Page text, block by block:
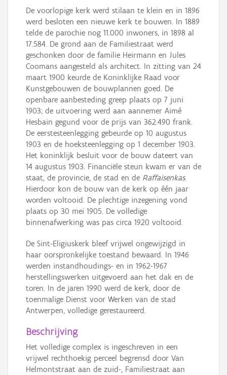
De voorlopige kerk werd stilaan te klein en in 1896
werd besloten een nieuwe kerk te bouwen. In 1889
telde de parochie nog 11.000 inwoners, in 1898 al
17.584. De grond aan de Familiestraat werd
geschonken door de familie Heirmann en Jules
Coomans aangesteld als architect. In zitting van 24
maart 1900 keurde de Koninklijke Raad voor
Kunstgebouwen de bouwplannen goed. De
openbare aanbesteding greep plaats op 7 juni
1903; de uitvoering werd aan aannemer Aimé
Hesbain gegund voor de prijs van 362.490 frank.
De eerstesteenlegging gebeurde op 10 augustus
1903 en de hoeksteenlegging op 1 december 1903.
Het koninklijk besluit voor de bouw dateert van
14 augustus 1903. Financiële steun kwam er van de
staat, de provincie, de stad en de Raffaisenkas.
Hierdoor kon de bouw van de kerk op één jaar
worden voltooid. De plechtige inzegening vond
plaats op 30 mei 1905. De volledige
binnenafwerking was pas circa 1920 voltooid.
De Sint-Eligiuskerk bleef vrijwel ongewijzigd in
haar oorspronkelijke toestand bewaard. In 1946
werden instandhoudings- en in 1962-1967
herstellingswerken uitgevoerd aan het dak en de
toren. In de jaren 1990 werd de kerk, door de
toenmalige Dienst voor Werken van de stad
Antwerpen, volledige gerestaureerd.
Beschrijving
Het volledige complex is ingeschreven in een
vrijwel rechthoekig perceel begrensd door Van
Helmontstraat aan de zuid-, Familiestraat aan